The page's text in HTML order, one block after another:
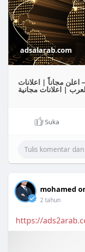
adsalarab.com
اعلن مجاناً | اعلانات
| اعلانات مجانية
Suka
mohamed
2 tahun
https://